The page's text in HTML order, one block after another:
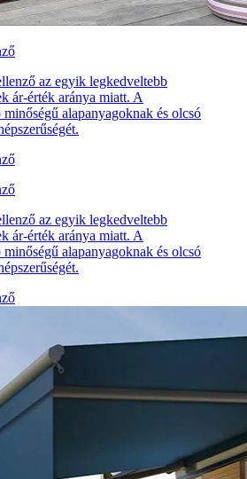
az egyik legkedveltebb
ár-érték aránya miatt. A
alapanyagoknak és olcsó
az egyik legkedveltebb
ár-érték aránya miatt. A
alapanyagoknak és olcsó